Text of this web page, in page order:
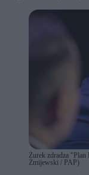
Żurek zdradza
Żmijewski / PAP)